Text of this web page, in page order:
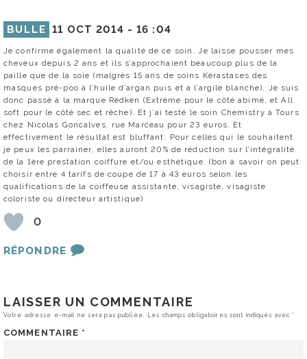
BULLE 11 OCT 2014 -16 :04
Je confirme également la qualité de ce soin. Je laisse pousser mes
cheveux depuis 2 ans et ils s’approchaient beaucoup plus de la
paille que de la soie (malgrès 15 ans de soins Kérastases des
masques pré-poo à l’huile d’argan puis et a l’argile blanche). Je suis
donc passé à la marque Redken (Extrème pour le côté abimé, et All
soft pour le côté sec et rêche). Et j’ai testé le soin Chemistry à Tours
chez Nicolas Goncalves, rue Marceau pour 23 euros. Et
effectivement le résultat est bluffant. Pour celles qui le souhaitent
je peux les parrainer, elles auront 20% de réduction sur l’intégralité
de la 1ère prestation coiffure et/ou esthétique. (bon à savoir on peut
choisir entre 4 tarifs de coupe de 17 à 43 euros selon les
qualifications de la coiffeuse assistante, visagiste, visagiste
coloriste ou directeur artistique)
0
RÉPONDRE
LAISSER UN COMMENTAIRE
Votre adresse e-mail ne sera pas publiée. Les champs obligatoires sont indiqués avec*
COMMENTAIRE *